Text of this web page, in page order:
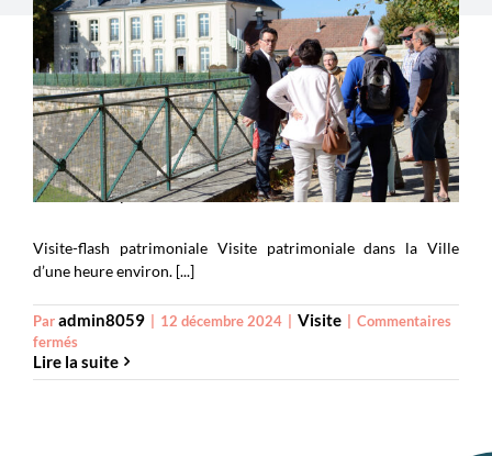
Visite-flash patrimoniale
Visite-flash patrimoniale Visite patrimoniale dans la Ville
d’une heure environ. [...]
Paradmin8059 12 décembre 2024 Visite
Commentaires
ferméssur
Visite-
flash
Lire la suite